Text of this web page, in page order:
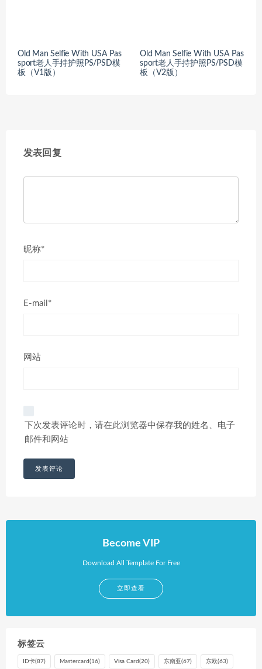
Old Man Selfie With USA Pas
sport老人手持护照PS/PSD模
板（V1版）
Old Man Selfie With USA Pas
sport老人手持护照PS/PSD模
板（V2版）
发表回复
昵称*
E-mail*
网站
下次发表评论时，请在此浏览器中保存我的姓名、电子
邮件和网站
Become VIP
Download All Template For Free
立即查看
标签云
ID卡(87) Mastercard (16) Visa Card (20) 东南亚(67) 东欧(63)